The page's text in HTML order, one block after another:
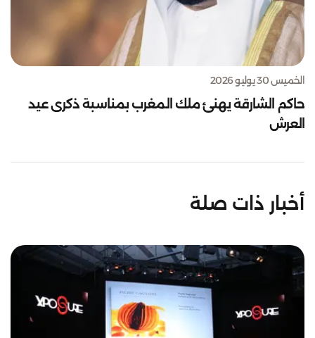
الخميس 30 يوليو 2026
حاكم الشارقة يهنئ ملك المغرب بمناسبة ذكرى عيد
العرش
أخبار ذات صلة